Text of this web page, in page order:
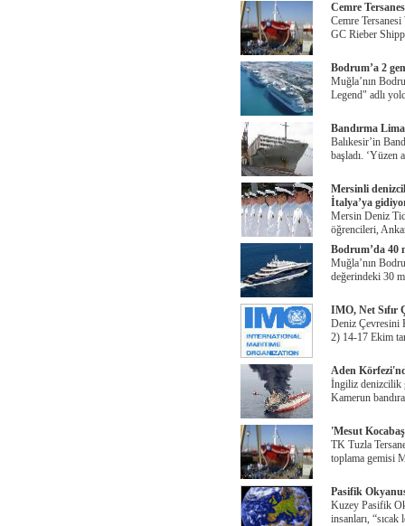
Cemre
Cemre
GC Rieber
Bodrum’a 2
Muğla’nın
Legend" adlı
Bandırma
Balıkesir’in
başladı. ‘Yüzen
Mersinli
İtalya’ya
Mersin Deniz
öğrencileri,
Bodrum’da 40
Muğla’nın
değerindeki 30
IMO, Net Sıfır
Deniz Çevresini
2) 14-17 Ekim
Aden
İngiliz denizcilik
Kamerun
'Mesut
TK Tuzla
toplama gemisi
Pasifik
Kuzey Pasifik
insanları,